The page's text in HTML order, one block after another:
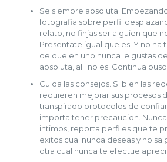
Se siempre absoluta.
fotografia sobre perfil
relato, no finjas ser alguien que
Presentate igual que es. Y no ha
de que en uno nunca le gustas
absoluta, alli no es. Continua
Cuida las consejos. Si bien las
requieren mejorar sus procesos
transpirado protocolos de
importa tener precaucion.
intimos, reporta perfiles que te
exitos cual nunca deseas y no
otra cual nunca te efectue